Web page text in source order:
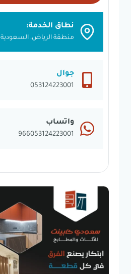
كابينت
نطاق الخدمة:
منطقة الرياض، السعودية
جوال
053124223001
واتساب
966053124223001